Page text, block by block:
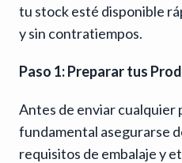
tu stock esté disponible
y sin contratiempos.
Paso 1: Preparar tus
Antes de enviar cualquier
fundamental asegurarse
requisitos de embalaje y